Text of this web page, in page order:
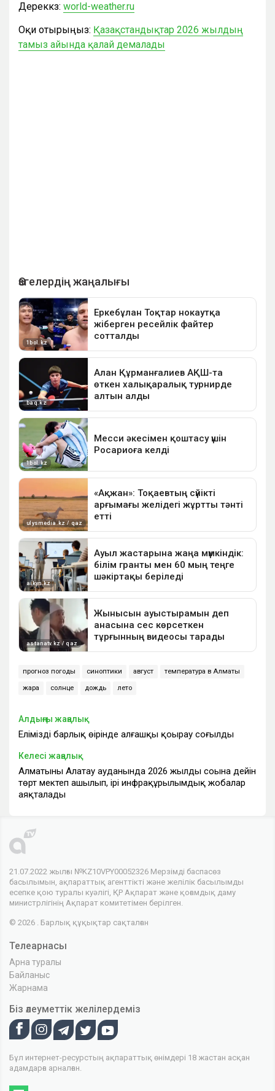
Дереккөз: world-weather.ru
Оқи отырыңыз: Қазақстандықтар 2026 жылдың
тамыз айында қалай демалады
прогноз погоды синоптики август температура в Алматы
жара солнце дождь лето
Алдыңғы жаңалық
Еліміздің барлық өңірінде алғашқы қоңырау соғылды
Келесі жаңалық
Алматының Алатау ауданында 2026 жылдың соңына дейін
төрт мектеп ашылып, ірі инфрақұрылымдық жобалар
аяқталады
21.07.2022 жылғы №KZ10VPY00052326 Мерзімді баспасөз
басылымын, ақпараттық агенттікті және желілік басылымды
есепке қою туралы куәлігі, ҚР Ақпарат және қоғамдық даму
министрлігінің Ақпарат комитетімен берілген.
© 2026 . Барлық құқықтар сақталған
Телеарнасы
Арна туралы
Байланыс
Жарнама
Біз әлеуметтік желілердеміз
Бұл интернет-ресурстың ақпараттық өнімдері 18 жастан асқан
адамдарға арналған.